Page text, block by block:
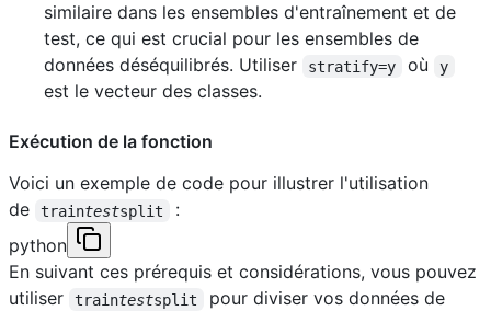
similaire dans les ensembles d'entraînement et de
test, ce qui est crucial pour les ensembles de
données déséquilibrés. Utiliser
stratify=y où y
est le vecteur des classes.
Exécution de la fonction
Voici un exemple de code pour illustrer l'utilisation
de
traintestsplit
:
python
En suivant ces prérequis et considérations, vous pouvez
utiliser
traintestsplit
pour diviser vos données de